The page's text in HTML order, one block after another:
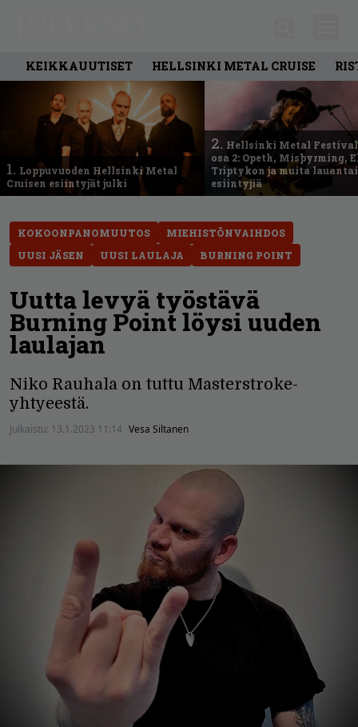
KEIKKAUUTISET HELLSINKI METAL CRUISE
1. Loppuvuoden Hellsinki Metal
Cruisen esiintyjät julki
2. Hellsinki Metal
osa 2: Opeth, Misþyrming,
Triptykon ja muita
esiintyjiä
KOKOONPANOMUUTOS
MIEHISTÖNVAIHDOS
UUSI JÄSEN
UUSI LAULAJA BURNING POINT
Uutta levyä työstävä
Burning Point löysi uuden
laulajan
Niko Rauhala on tuttu Masterstroke-
yhtyeestä.
Julkaistu: 13.1.2023 11:14 Vesa Siltanen